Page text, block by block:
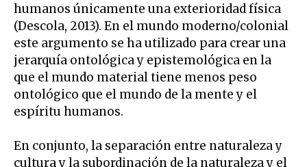
humanos únicamente una exterioridad física
(Descola, 2013). En el mundo moderno/colonial
este argumento se ha utilizado para crear una
jerarquía ontológica y epistemológica en la
que el mundo material tiene menos peso
ontológico que el mundo de la mente y el
espíritu humanos.
En conjunto, la separación entre naturaleza y
cultura y la subordinación de la naturaleza y el